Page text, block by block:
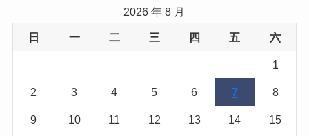
2026 年 8 月
日 一 二 三 四 五 六
1
2 3 4 5 6 7 8
9 10 11 12 13 14 15